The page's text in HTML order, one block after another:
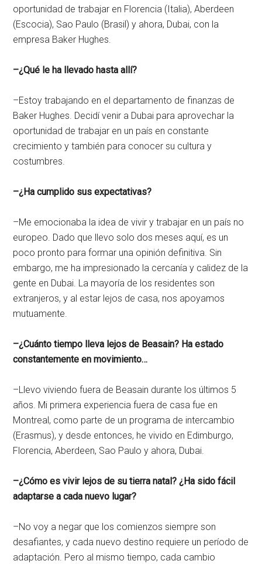
oportunidad de trabajar en Florencia (Italia), Aberdeen
(Escocia), Sao Paulo (Brasil) y ahora, Dubai, con la
empresa Baker Hughes.
–¿Qué le ha llevado hasta allí?
–Estoy trabajando en el departamento de finanzas de
Baker Hughes. Decidí venir a Dubai para aprovechar la
oportunidad de trabajar en un país en constante
crecimiento y también para conocer su cultura y
costumbres.
–¿Ha cumplido sus expectativas?
–Me emocionaba la idea de vivir y trabajar en un país no
europeo. Dado que llevo solo dos meses aquí, es un
poco pronto para formar una opinión definitiva. Sin
embargo, me ha impresionado la cercanía y calidez de la
gente en Dubai. La mayoría de los residentes son
extranjeros, y al estar lejos de casa, nos apoyamos
mutuamente.
–¿Cuánto tiempo lleva lejos de Beasain? Ha estado
constantemente en movimiento…
–Llevo viviendo fuera de Beasain durante los últimos 5
años. Mi primera experiencia fuera de casa fue en
Montreal, como parte de un programa de intercambio
(Erasmus), y desde entonces, he vivido en Edimburgo,
Florencia, Aberdeen, Sao Paulo y ahora, Dubai.
–¿Cómo es vivir lejos de su tierra natal? ¿Ha sido fácil
adaptarse a cada nuevo lugar?
–No voy a negar que los comienzos siempre son
desafiantes, y cada nuevo destino requiere un período de
adaptación. Pero al mismo tiempo, cada cambio